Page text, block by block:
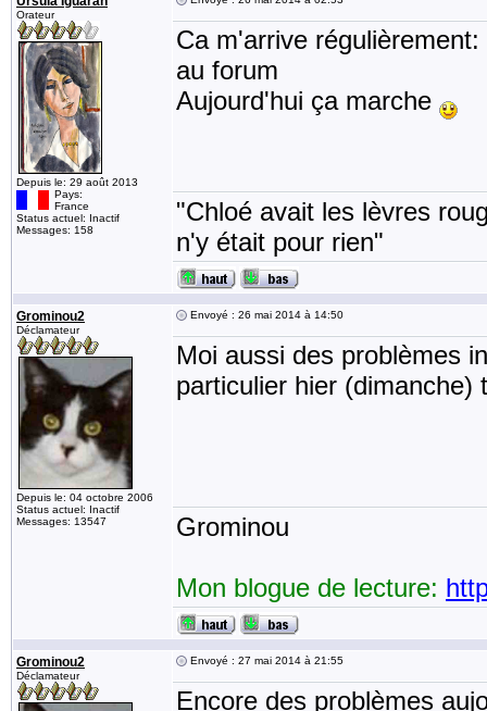
Orateur
Depuis le: 29 août 2013
Pays:
France
Status actuel: Inactif
Messages: 158
Ca m'arrive
au forum
Aujourd'hui ça marche
"Chloé avait les lèvres
n'y était pour rien"
Grominou2
Déclamateur
Depuis le: 04 octobre 2006
Status actuel: Inactif
Messages: 13547
Envoyé : 26 mai 2014 à 14:50
Moi aussi des problèmes
particulier hier (dimanche)
Grominou
Mon blogue de lecture:
Grominou2
Déclamateur
Envoyé : 27 mai 2014 à 21:55
Encore des problèmes